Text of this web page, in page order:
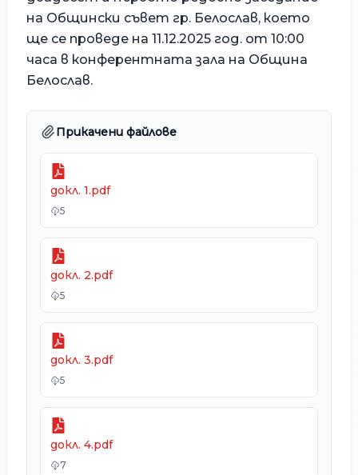
на Общински съвет гр. Белослав, което
ще се проведе на 11.12.2025 год. от 10:00
часа в конферентната зала на Община
Белослав.
Прикачени файлове
докл. 1.pdf
5
докл. 2.pdf
5
докл. 3.pdf
5
докл. 4.pdf
7